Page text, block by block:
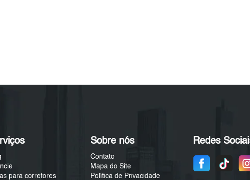
para corretores
Sobre nós
Contato
Mapa do Site
Política de Privacidade
Redes